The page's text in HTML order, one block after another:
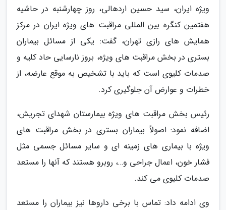
ویژه ایران، سید حسین اردهالی، روز چهارشنبه در حاشیه
هفتمین کنگره بین المللی مراقبت های ویژه ایران در مرکز
همایش های رازی تهران، گفت: یکی از مسائل بیماران
بستری در بخش مراقبت های ویژه، بروز نارسایی حاد کلیه و
صدمات کلیوی است که باید با تشخیص به موقع عارضه، از
خطرات و عوارض آن جلوگیری کرد.
رئیس بخش مراقبت های ویژه بیمارستان شهدای تجریش،
اضافه نمود: اصولاً بیماران بستری در بخش مراقبت های
ویژه با بیماری های زمینه ای و سایر مسائل جسمی مثل
فشار خون، اعمال جراحی و…، روبرو هستند که آنها را مستعد
صدمات کلیوی می کند.
وی ادامه داد: تماس با برخی داروها نیز بیماران را مستعد